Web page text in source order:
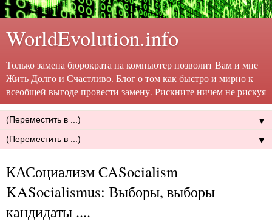
WorldEvolution.info
Только замена бюрократа на компьютер позволит Вам и мне
Жить Долго и Счастливо. Блог о том как быстро и мирно к
всеобщей выгоде провести замену. Рискните ничем не рискуя
▼
▼
КАСоциализм CASocialism
KASocialismus: Выборы, выборы
кандидаты ....